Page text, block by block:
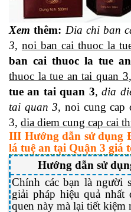
Xemthêm: Dia chi ban
3, noi ban cai thuoc la
ban cai thuoc la tue
thuoc la tue an tai quan 3
tue an tai quan 3,dia
tai quan 3, noi cung cap
3, dia diem cung cap cai
III Hướng dẫn sử dụng
lá tuệ an tại Quận 3 giá
Hướng dẫn sử
Chính các bạn là người
giải pháp hiệu quả
quen này mà lại tiết kiệm